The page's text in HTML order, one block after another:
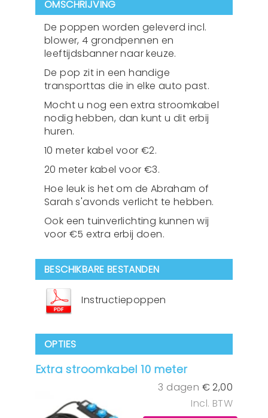
OMSCHRIJVING
De poppen worden geleverd incl.
blower, 4 grondpennen en
leeftijdsbanner naar keuze.
De pop zit in een handige
transporttas die in elke auto past.
Mocht u nog een extra stroomkabel
nodig hebben, dan kunt u dit erbij
huren.
10 meter kabel voor €2.
20 meter kabel voor €3.
Hoe leuk is het om de Abraham of
Sarah s'avonds verlicht te hebben.
Ook een tuinverlichting kunnen wij
voor €5 extra erbij doen.
BESCHIKBARE BESTANDEN
Instructiepoppen
OPTIES
Extra stroomkabel 10 meter
3 dagen €2,00
Incl. BTW